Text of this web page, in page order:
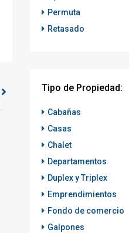
Permuta
Retasado
Tipo de Propiedad:
Cabañas
Casas
Chalet
Departamentos
Duplex y Triplex
Emprendimientos
Fondo de comercio
Galpones